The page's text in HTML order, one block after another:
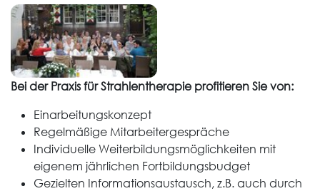
Bei der Praxis für Strahlentherapie profitieren Sie von:
Einarbeitungskonzept
Regelmäßige Mitarbeitergespräche
Individuelle Weiterbildungsmöglichkeiten mit
eigenem jährlichen Fortbildungsbudget
Gezielten Informationsaustausch, z.B. auch durch